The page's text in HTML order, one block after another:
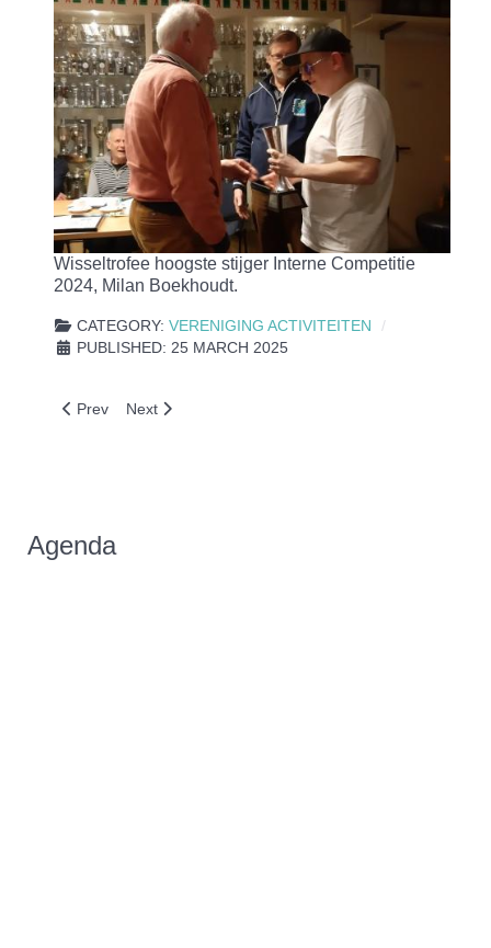
Wisseltrofee hoogste stijger Interne Competitie
2024, Milan Boekhoudt.
CATEGORY: VERENIGING ACTIVITEITEN
PUBLISHED: 25 MARCH 2025
Previous article: Open dag schietsportvereniging
Prev Next article: Herinnering Lid van Verdienste, Sjaak
Next
Agenda